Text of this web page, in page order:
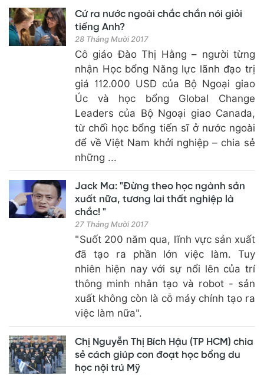
Cứ ra nước ngoài chắc chắn nói giỏi
tiếng Anh?
28 Tháng Mười 2017
Cô giáo Đào Thị Hằng – người từng
nhận Học bổng Năng lực lãnh đạo trị
giá 112.000 USD của Bộ Ngoại giao
Úc và học bổng Global Change
Leaders của Bộ Ngoại giao Canada,
từ chối học bổng tiến sĩ ở nước ngoài
để về Việt Nam khởi nghiệp – chia sẻ
những ...
Jack Ma: "Đừng theo học ngành sản
xuất nữa, tương lai thất nghiệp là
chắc! "
27 Tháng Mười 2017
"Suốt 200 năm qua, lĩnh vực sản xuất
đã tạo ra phần lớn việc làm. Tuy
nhiên hiện nay với sự nổi lên của trí
thông minh nhân tạo và robot - sản
xuất không còn là cỗ máy chính tạo ra
việc làm nữa".
Chị Nguyễn Thị Bích Hậu (TP HCM) chia
sẻ cách giúp con đoạt học bổng du
học nội trú Mỹ